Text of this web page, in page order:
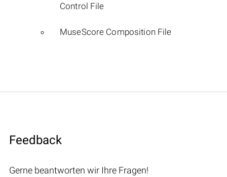
Control File
MuseScore Composition File
Feedback
Gerne beantworten wir Ihre Fragen!